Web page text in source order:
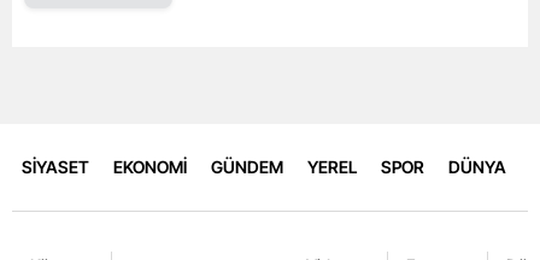
SİYASET EKONOMİ GÜNDEM YEREL SPOR DÜNYA